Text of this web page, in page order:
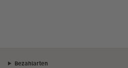
Bezahlarten